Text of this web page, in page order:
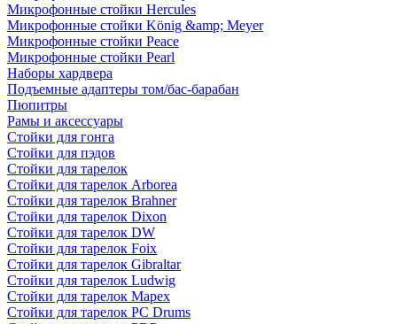
Микрофонные стойки Hercules
Микрофонные стойки König &amp; Meyer
Микрофонные стойки Peace
Микрофонные стойки Pearl
Наборы хардвера
Подъемные адаптеры том/бас-барабан
Пюпитры
Рамы и аксессуары
Стойки для гонга
Стойки для пэдов
Стойки для тарелок
Стойки для тарелок Arborea
Стойки для тарелок Brahner
Стойки для тарелок Dixon
Стойки для тарелок DW
Стойки для тарелок Foix
Стойки для тарелок Gibraltar
Стойки для тарелок Ludwig
Стойки для тарелок Mapex
Стойки для тарелок PC Drums